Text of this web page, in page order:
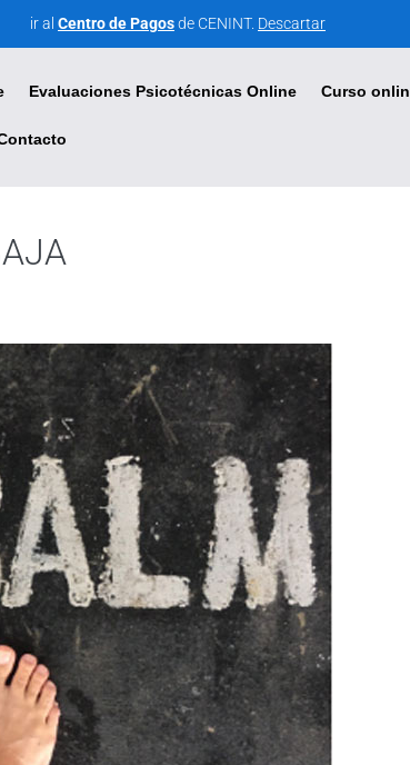
ir al Centro de Pagosde CENINT. Descartar
Evaluaciones Psicotécnicas Online Curso